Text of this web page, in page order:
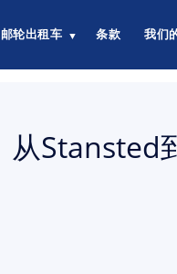
邮轮出租车 ▼ 条款 我们
从Stansted